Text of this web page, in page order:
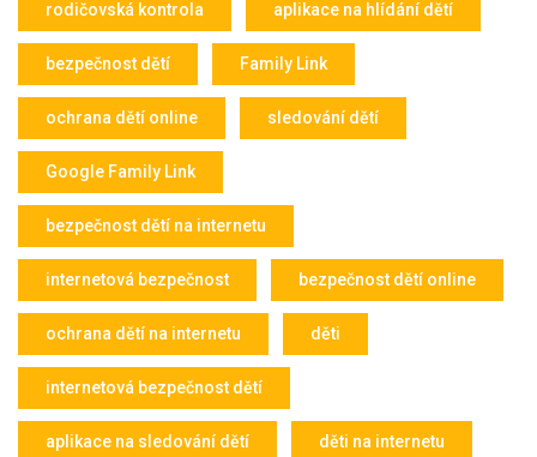
rodičovská kontrola aplikace na hlídání dětí
bezpečnost dětí Family Link
ochrana dětí online sledování dětí
Google Family Link
bezpečnost dětí na internetu
internetová bezpečnost bezpečnost dětí online
ochrana dětí na internetu děti
internetová bezpečnost dětí
aplikace na sledování dětí děti na internetu